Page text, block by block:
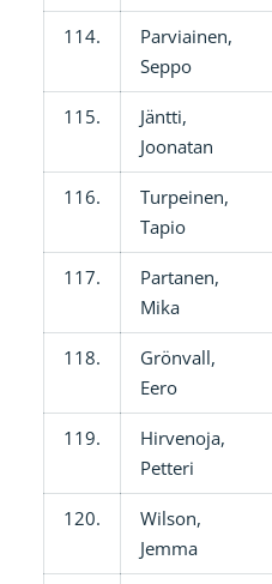
114.
Parviainen,
Seppo
115.
Jäntti,
Joonatan
116.
Turpeinen,
Tapio
117.
Partanen,
Mika
118.
Grönvall,
Eero
119.
Hirvenoja,
Petteri
120.
Wilson,
Jemma